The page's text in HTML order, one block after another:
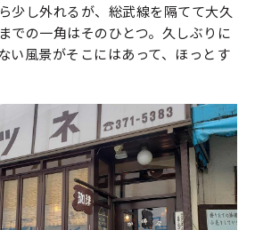
少し外れるが、総武線を隔てて大久
での一角はそのひとつ。久しぶりに
い風景がそこにはあって、ほっとす